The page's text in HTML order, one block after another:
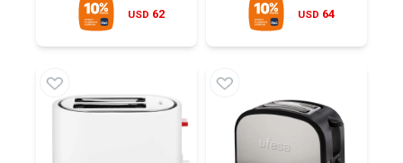
USD 62 USD 64